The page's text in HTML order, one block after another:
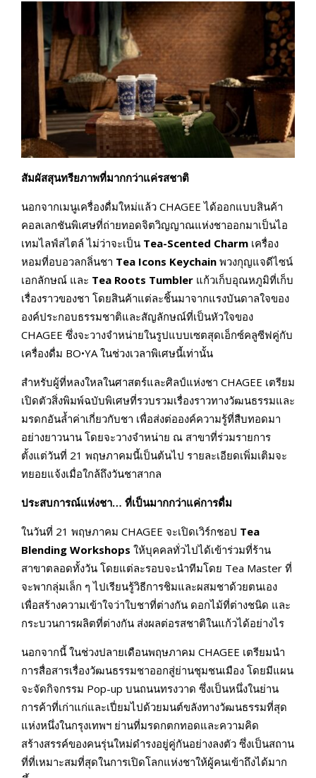
สัมผัสสุนทรียภาพที่มากกว่าแค่รสชาติ
นอกจากเมนูเครื่องดื่มใหม่แล้ว CHAGEE ได้ออกแบบสินค้า
คอลเลกชันพิเศษที่ถ่ายทอดจิตวิญญาณแห่งชาออกมาเป็นไอ
เทมไลฟ์สไตล์ ไม่ว่าจะเป็น Tea-Scented Charm เครื่อง
หอมที่อบอวลกลิ่นชา Tea Icons Keychain พวงกุญแจดีไซน์
เอกลักษณ์ และ Tea Roots Tumbler แก้วเก็บอุณหภูมิที่เก็บ
เรื่องราวของชา โดยสินค้าแต่ละชิ้นมาจากแรงบันดาลใจของ
องค์ประกอบธรรมชาติและสัญลักษณ์ที่เป็นหัวใจของ
CHAGEE ซึ่งจะวางจำหน่ายในรูปแบบเซตสุดเอ็กซ์คลูซีฟคู่กับ
เครื่องดื่ม BO•YA ในช่วงเวลาพิเศษนี้เท่านั้น
สำหรับผู้ที่หลงใหลในศาสตร์และศิลป์แห่งชา CHAGEE เตรียม
เปิดตัวสิ่งพิมพ์ฉบับพิเศษที่รวบรวมเรื่องราวทางวัฒนธรรมและ
มรดกอันล้ำค่าเกี่ยวกับชา เพื่อส่งต่อองค์ความรู้ที่สืบทอดมา
อย่างยาวนาน โดยจะวางจำหน่าย ณ สาขาที่ร่วมรายการ
ตั้งแต่วันที่ 21 พฤษภาคมนี้เป็นต้นไป รายละเอียดเพิ่มเติมจะ
ทยอยแจ้งเมื่อใกล้ถึงวันชาสากล
ประสบการณ์แห่งชา… ที่เป็นมากกว่าแค่การดื่ม
ในวันที่ 21 พฤษภาคม CHAGEE จะเปิดเวิร์กชอป Tea
Blending Workshops ให้บุคคลทั่วไปได้เข้าร่วมที่ร้าน
สาขาตลอดทั้งวัน โดยแต่ละรอบจะนำทีมโดย Tea Master ที่
จะพากลุ่มเล็ก ๆ ไปเรียนรู้วิธีการชิมและผสมชาด้วยตนเอง
เพื่อสร้างความเข้าใจว่าใบชาที่ต่างกัน ดอกไม้ที่ต่างชนิด และ
กระบวนการผลิตที่ต่างกัน ส่งผลต่อรสชาติในแก้วได้อย่างไร
นอกจากนี้ ในช่วงปลายเดือนพฤษภาคม CHAGEE เตรียมนำ
การสื่อสารเรื่องวัฒนธรรมชาออกสู่ย่านชุมชนเมือง โดยมีแผน
จะจัดกิจกรรม Pop-up บนถนนทรงวาด ซึ่งเป็นหนึ่งในย่าน
การค้าที่เก่าแก่และเปี่ยมไปด้วยมนต์ขลังทางวัฒนธรรมที่สุด
แห่งหนึ่งในกรุงเทพฯ ย่านที่มรดกตกทอดและความคิด
สร้างสรรค์ของคนรุ่นใหม่ดำรงอยู่คู่กันอย่างลงตัว ซึ่งเป็นสถาน
ที่ที่เหมาะสมที่สุดในการเปิดโลกแห่งชาให้ผู้คนเข้าถึงได้มาก